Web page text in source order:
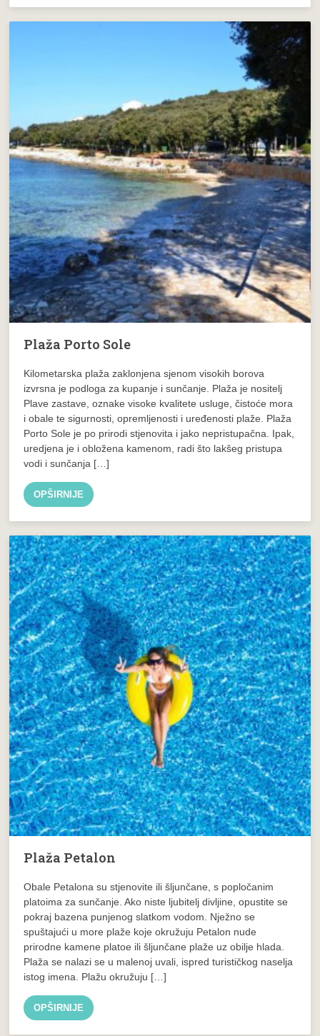
Plaža Porto Sole
Kilometarska plaža zaklonjena sjenom visokih borova
izvrsna je podloga za kupanje i sunčanje. Plaža je nositelj
Plave zastave, oznake visoke kvalitete usluge, čistoće mora
i obale te sigurnosti, opremljenosti i uređenosti plaže. Plaža
Porto Sole je po prirodi stjenovita i jako nepristupačna. Ipak,
uredjena je i obložena kamenom, radi što lakšeg pristupa
vodi i sunčanja […]
OPŠIRNIJE
Plaža Petalon
Obale Petalona su stjenovite ili šljunčane, s popločanim
platoima za sunčanje. Ako niste ljubitelj divljine, opustite se
pokraj bazena punjenog slatkom vodom. Nježno se
spuštajući u more plaže koje okružuju Petalon nude
prirodne kamene platoe ili šljunčane plaže uz obilje hlada.
Plaža se nalazi se u malenoj uvali, ispred turističkog naselja
istog imena. Plažu okružuju […]
OPŠIRNIJE